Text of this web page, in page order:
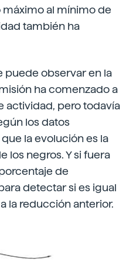
al mínimo de
también ha
puede observar en la
ha comenzado a
actividad, pero todavía
los datos
la evolución es la
los negros. Y si fuera
de
detectar si es igual
la reducción anterior.